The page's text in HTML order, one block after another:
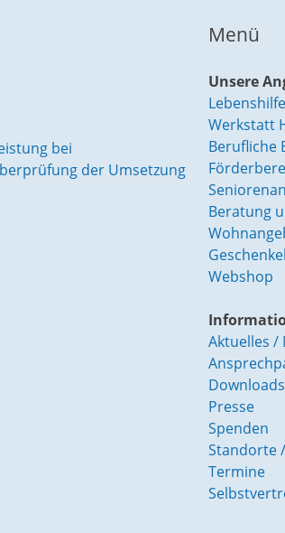
bei
der Umsetzung
Menü
Unsere
Werkstatt
Berufliche
Beratung
Webshop
Aktuelles /
Downloads
Presse
Spenden
Standorte
Termine